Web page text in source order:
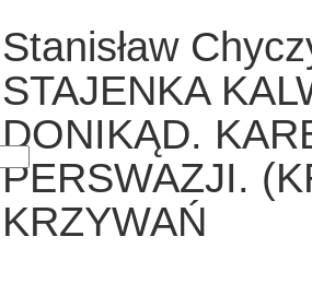
Stanisław
STAJENKA
DONIKĄD.
PERSWAZJI.
KRZYWAŃ